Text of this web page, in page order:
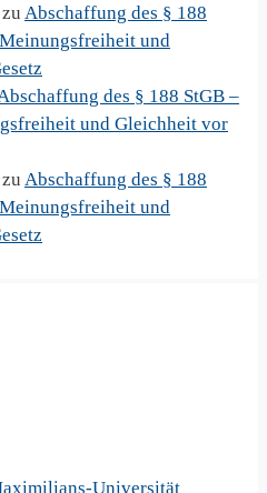
zu Abschaffung des § 188
und
des § 188 StGB –
und Gleichheit vor
zu Abschaffung des § 188
und